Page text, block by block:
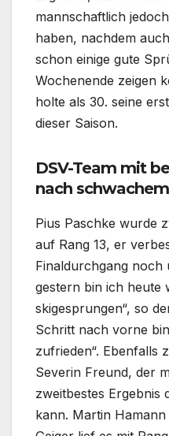
mannschaftlich
haben, nachdem
schon einige gute
Wochenende zeigen
holte als 30. seine
dieser Saison.
DSV-Team mit
nach
Pius Paschke wurde
auf Rang 13, er
Finaldurchgang noch
gestern bin ich heute
skigesprungen“, so
Schritt nach vorne
zufrieden“. Ebenfalls
Severin Freund, der
zweitbestes Ergebnis
kann. Martin